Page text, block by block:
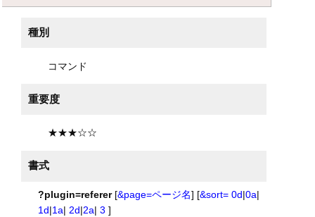
種別
コマンド
重要度
★★★☆☆
書式
?plugin=referer[&page=ページ名] [&sort= 0d|0a|
1d|1a| 2d|2a| 3 ]